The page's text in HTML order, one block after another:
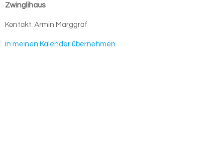
Zwinglihaus
Kontakt: Armin Marggraf
in meinen Kalender übernehmen